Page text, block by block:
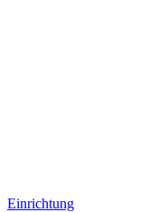
Einrichtung